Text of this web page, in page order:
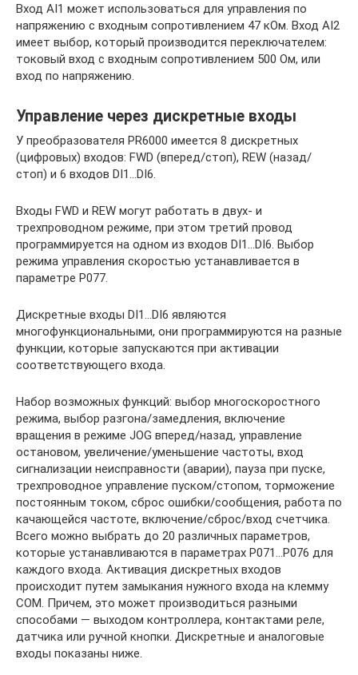
Вход AI1 может использоваться для управления по
напряжению с входным сопротивлением 47 кОм. Вход AI2
имеет выбор, который производится переключателем:
токовый вход с входным сопротивлением 500 Ом, или
вход по напряжению.
Управление через дискретные входы
У преобразователя PR6000 имеется 8 дискретных
(цифровых) входов: FWD (вперед/стоп), REW (назад/
стоп) и 6 входов DI1…DI6.
Входы FWD и REW могут работать в двух- и
трехпроводном режиме, при этом третий провод
программируется на одном из входов DI1…DI6. Выбор
режима управления скоростью устанавливается в
параметре Р077.
Дискретные входы DI1…DI6 являются
многофункциональными, они программируются на разные
функции, которые запускаются при активации
соответствующего входа.
Набор возможных функций: выбор многоскоростного
режима, выбор разгона/замедления, включение
вращения в режиме JOG вперед/назад, управление
остановом, увеличение/уменьшение частоты, вход
сигнализации неисправности (аварии), пауза при пуске,
трехпроводное управление пуском/стопом, торможение
постоянным током, сброс ошибки/сообщения, работа по
качающейся частоте, включение/сброс/вход счетчика.
Всего можно выбрать до 20 различных параметров,
которые устанавливаются в параметрах Р071…Р076 для
каждого входа. Активация дискретных входов
происходит путем замыкания нужного входа на клемму
СОМ. Причем, это может производиться разными
способами — выходом контроллера, контактами реле,
датчика или ручной кнопки. Дискретные и аналоговые
входы показаны ниже.